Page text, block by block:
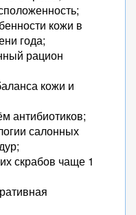
кожи в
года;
рацион
кожи и
антибиотиков;
салонных
скрабов чаще 1